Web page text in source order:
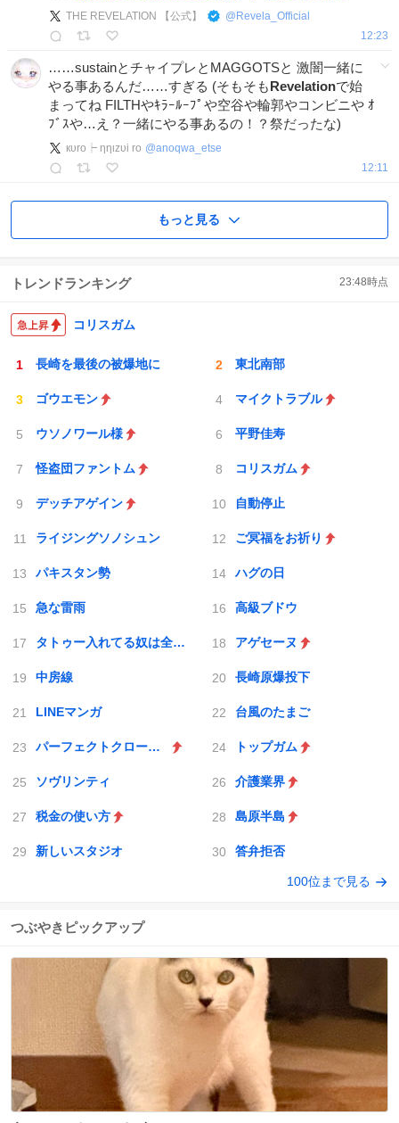
THE REVELATION 【公式】 @ Revela_Official
12:23
……sustainとチャイプレとMAGGOTSと 激闇一緒に
やる事あるんだ……すぎる (そもそもRevelationで始
まってね FILTHやｷﾗｰﾙｰﾌﾟや空谷や輪郭やコンビニや ｵ
ﾌﾞｽや…え？一緒にやる事あるの！？祭だったな)
кυrο┝ ηηιzυi rο @anoqwa_etse
12:11
もっと見る
トレンドランキング 23:48時点
コリスガム
長崎を最後の被爆地に 東北南部
ゴウエモン マイクトラブル
ウソノワール様 平野佳寿
怪盗団ファントム コリスガム
デッチアゲイン 自動停止
ライジングソノシュン ご冥福をお祈り
パキスタン勢 ハグの日
急な雷雨 高級ブドウ
タトゥー入れてる奴は全員バカです アゲセーヌ
中房線 長崎原爆投下
LINEマンガ 台風のたまご
パーフェクトクローザー トップガム
ソヴリンティ 介護業界
税金の使い方 島原半島
新しいスタジオ 答弁拒否
100位まで見る
つぶやきピックアップ